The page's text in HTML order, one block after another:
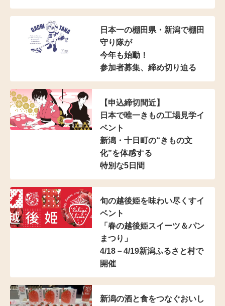
日本一の棚田県・新潟で棚田
守り隊が
今年も始動！
参加者募集、締め切り迫る
【申込締切間近】
日本で唯一きもの工場見学イ
ベント
新潟・十日町の“きもの文
化”を体感する
特別な5日間
旬の越後姫を味わい尽くすイ
ベント
「春の越後姫スイーツ＆パン
まつり」
4/18－4/19新潟ふるさと村で
開催
新潟の酒と食をつなぐおいし